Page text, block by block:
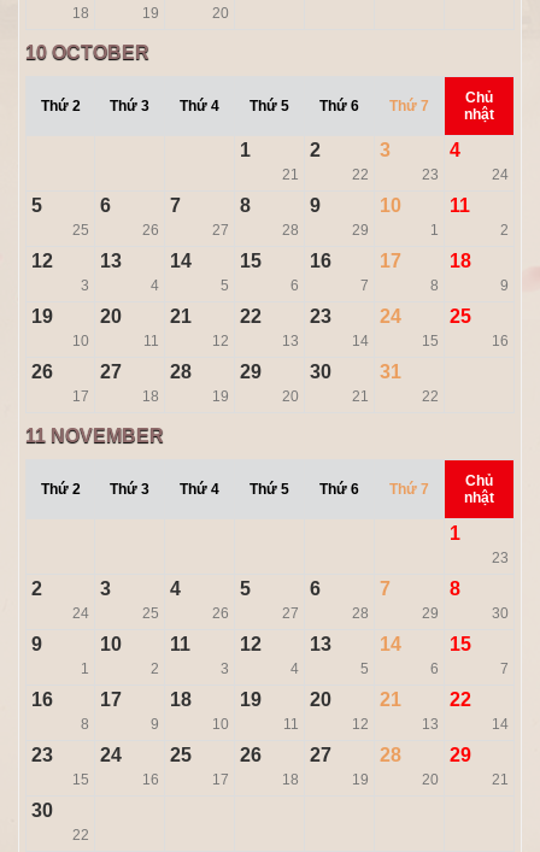
18 19 20
10 OCTOBER
Thứ 2 Thứ 3 Thứ 4 Thứ 5 Thứ 6 Thứ 7
Chủ
nhật
1
21
2
22
3
23
4
24
5
25
6
26
7
27
8
28
9
29
10
1
11
2
12
3
13
4
14
5
15
6
16
7
17
8
18
9
19
10
20
11
21
12
22
13
23
14
24
15
25
16
26
17
27
18
28
19
29
20
30
21
31
22
11 NOVEMBER
Thứ 2 Thứ 3 Thứ 4 Thứ 5 Thứ 6 Thứ 7
Chủ
nhật
1
23
2
24
3
25
4
26
5
27
6
28
7
29
8
30
9
1
10
2
11
3
12
4
13
5
14
6
15
7
16
8
17
9
18
10
19
11
20
12
21
13
22
14
23
15
24
16
25
17
26
18
27
19
28
20
29
21
30
22